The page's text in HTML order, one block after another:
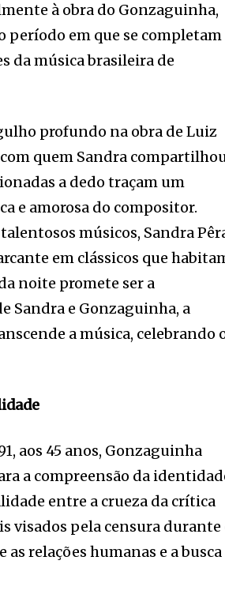
à obra do Gonzaguinha,
em que se completam
da música brasileira de
profundo na obra de Luiz
quem Sandra
a dedo traçam um
e amorosa do compositor.
músicos, Sandra
em clássicos que
noite promete ser a
Sandra e Gonzaguinha, a
a música, celebrando
aos 45 anos, Gonzaguinha
a compreensão da
entre a crueza da crítica
visados pela censura durante
relações humanas e a busca